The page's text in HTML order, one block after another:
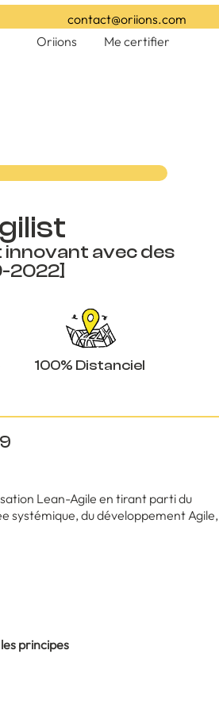
contact@oriions.com
Oriions
Me certifier
avec des
2022]
100% Distanciel
Lean-Agile en tirant parti du
systémique, du développement Agile,
principes